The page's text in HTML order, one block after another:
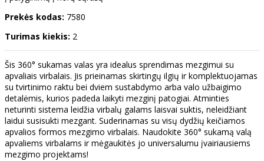
Prekės kodas: 7580
Turimas kiekis: 2
Šis 360° sukamas valas yra idealus sprendimas mezgimui su
apvaliais virbalais. Jis prieinamas skirtingų ilgių ir komplektuojamas
su tvirtinimo raktu bei dviem sustabdymo arba valo užbaigimo
detalėmis, kurios padeda laikyti mezginį patogiai. Atminties
neturinti sistema leidžia virbalų galams laisvai suktis, neleidžiant
laidui susisukti mezgant. Suderinamas su visų dydžių keičiamos
apvalios formos mezgimo virbalais. Naudokite 360° sukamą valą
apvaliems virbalams ir mėgaukitės jo universalumu įvairiausiems
mezgimo projektams!